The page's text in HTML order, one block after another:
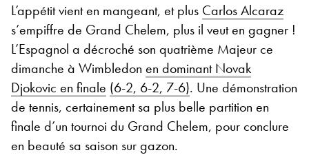
L’appétit vient en mangeant, et plus Carlos Alcaraz
s’empiffre de Grand Chelem, plus il veut en gagner !
L’Espagnol a décroché son quatrième Majeur ce
dimanche à Wimbledon en dominant Novak
Djokovic en finale (6-2, 6-2, 7-6). Une démonstration
de tennis, certainement sa plus belle partition en
finale d’un tournoi du Grand Chelem, pour conclure
en beauté sa saison sur gazon.